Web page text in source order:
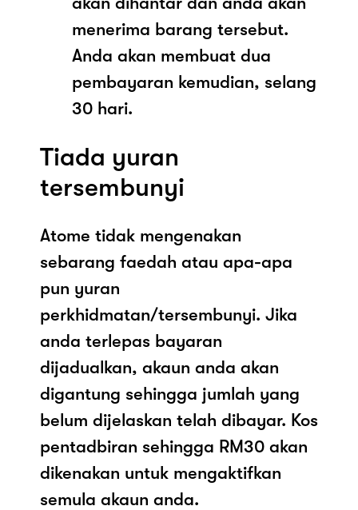
menerima barang tersebut.
Anda akan membuat dua
pembayaran kemudian, selang
30 hari.
Tiada yuran
tersembunyi
Atome tidak mengenakan
sebarang faedah atau apa-apa
pun yuran
perkhidmatan/tersembunyi. Jika
anda terlepas bayaran
dijadualkan, akaun anda akan
digantung sehingga jumlah yang
belum dijelaskan telah dibayar. Kos
pentadbiran sehingga RM30 akan
dikenakan untuk mengaktifkan
semula akaun anda.